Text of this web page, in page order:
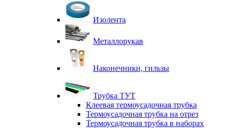
Изолента
Металлорукав
Наконечники, гильзы
Трубка ТУТ
Клеевая термоусадочная трубка
Термоусадочная трубка на отрез
Термоусадочная трубка в наборах